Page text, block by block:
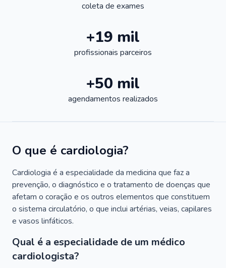
coleta de exames
+19 mil
profissionais parceiros
+50 mil
agendamentos realizados
O que é cardiologia?
Cardiologia é a especialidade da medicina que faz a
prevenção, o diagnóstico e o tratamento de doenças que
afetam o coração e os outros elementos que constituem
o sistema circulatório, o que inclui artérias, veias, capilares
e vasos linfáticos.
Qual é a especialidade de um médico
cardiologista?